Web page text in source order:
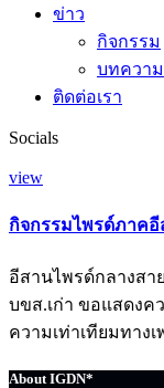
ข่าว
กิจกรรม
บทความ
ติดต่อเรา
Socials
view
กิจกรรมไพรด์ภาคอี
อีสานไพรด์กลางสา
บขส.เก่า ขอแสดงค
ความเท่าเทียมทาง
About IGDN*